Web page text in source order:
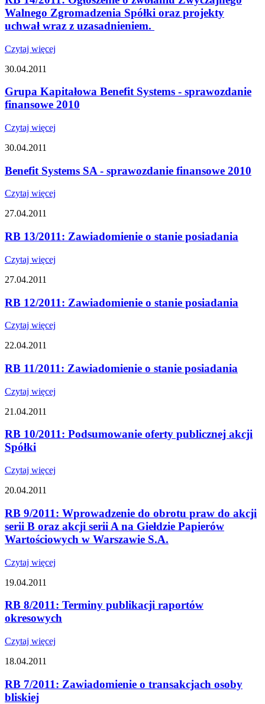
Walnego Zgromadzenia Spółki oraz projekty
uchwał wraz z uzasadnieniem.
Czytaj więcej
30.04.2011
Grupa Kapitałowa Benefit Systems - sprawozdanie
finansowe 2010
Czytaj więcej
30.04.2011
Benefit Systems SA - sprawozdanie finansowe 2010
Czytaj więcej
27.04.2011
RB 13/2011: Zawiadomienie o stanie posiadania
Czytaj więcej
27.04.2011
RB 12/2011: Zawiadomienie o stanie posiadania
Czytaj więcej
22.04.2011
RB 11/2011: Zawiadomienie o stanie posiadania
Czytaj więcej
21.04.2011
RB 10/2011: Podsumowanie oferty publicznej akcji
Spółki
Czytaj więcej
20.04.2011
RB 9/2011: Wprowadzenie do obrotu praw do akcji
serii B oraz akcji serii A na Giełdzie Papierów
Wartościowych w Warszawie S.A.
Czytaj więcej
19.04.2011
RB 8/2011: Terminy publikacji raportów
okresowych
Czytaj więcej
18.04.2011
RB 7/2011: Zawiadomienie o transakcjach osoby
bliskiej